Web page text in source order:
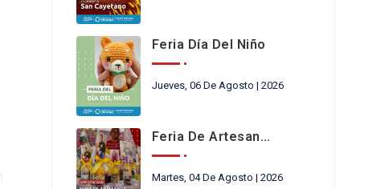
Feria Día Del Niño
Jueves, 06 De Agosto | 2026
Feria De Artesanos Y Emprendedores De San Cayetano
Martes, 04 De Agosto | 2026